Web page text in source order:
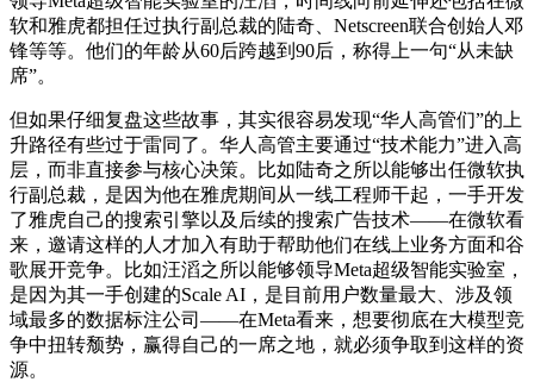
软和雅虎都担任过执行副总裁的陆奇、Netscreen联合创始人邓
锋等等。他们的年龄从60后跨越到90后，称得上一句“从未缺
席”。
但如果仔细复盘这些故事，其实很容易发现“华人高管们”的上
升路径有些过于雷同了。华人高管主要通过“技术能力”进入高
层，而非直接参与核心决策。比如陆奇之所以能够出任微软执
行副总裁，是因为他在雅虎期间从一线工程师干起，一手开发
了雅虎自己的搜索引擎以及后续的搜索广告技术——在微软看
来，邀请这样的人才加入有助于帮助他们在线上业务方面和谷
歌展开竞争。比如汪滔之所以能够领导Meta超级智能实验室，
是因为其一手创建的Scale AI，是目前用户数量最大、涉及领
域最多的数据标注公司——在Meta看来，想要彻底在大模型竞
争中扭转颓势，赢得自己的一席之地，就必须争取到这样的资
源。